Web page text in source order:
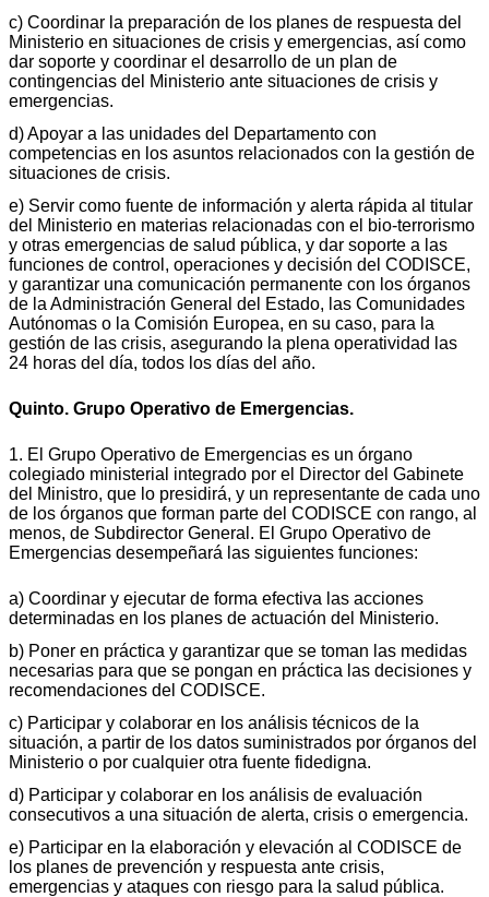
c) Coordinar la preparación de los planes de respuesta del
Ministerio en situaciones de crisis y emergencias, así como
dar soporte y coordinar el desarrollo de un plan de
contingencias del Ministerio ante situaciones de crisis y
emergencias.
d) Apoyar a las unidades del Departamento con
competencias en los asuntos relacionados con la gestión de
situaciones de crisis.
e) Servir como fuente de información y alerta rápida al titular
del Ministerio en materias relacionadas con el bio-terrorismo
y otras emergencias de salud pública, y dar soporte a las
funciones de control, operaciones y decisión del CODISCE,
y garantizar una comunicación permanente con los órganos
de la Administración General del Estado, las Comunidades
Autónomas o la Comisión Europea, en su caso, para la
gestión de las crisis, asegurando la plena operatividad las
24 horas del día, todos los días del año.
Quinto. Grupo Operativo de Emergencias.
1. El Grupo Operativo de Emergencias es un órgano
colegiado ministerial integrado por el Director del Gabinete
del Ministro, que lo presidirá, y un representante de cada uno
de los órganos que forman parte del CODISCE con rango, al
menos, de Subdirector General. El Grupo Operativo de
Emergencias desempeñará las siguientes funciones:
a) Coordinar y ejecutar de forma efectiva las acciones
determinadas en los planes de actuación del Ministerio.
b) Poner en práctica y garantizar que se toman las medidas
necesarias para que se pongan en práctica las decisiones y
recomendaciones del CODISCE.
c) Participar y colaborar en los análisis técnicos de la
situación, a partir de los datos suministrados por órganos del
Ministerio o por cualquier otra fuente fidedigna.
d) Participar y colaborar en los análisis de evaluación
consecutivos a una situación de alerta, crisis o emergencia.
e) Participar en la elaboración y elevación al CODISCE de
los planes de prevención y respuesta ante crisis,
emergencias y ataques con riesgo para la salud pública.